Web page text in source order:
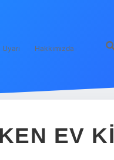
Hakkımızda
EV